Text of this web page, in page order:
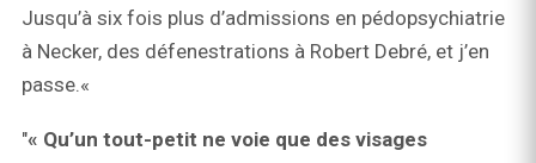
Jusqu’à six fois plus d’admissions en pédopsychiatrie
à Necker, des défenestrations à Robert Debré, et j’en
passe.«
"« Qu’un tout-petit ne voie que des visages